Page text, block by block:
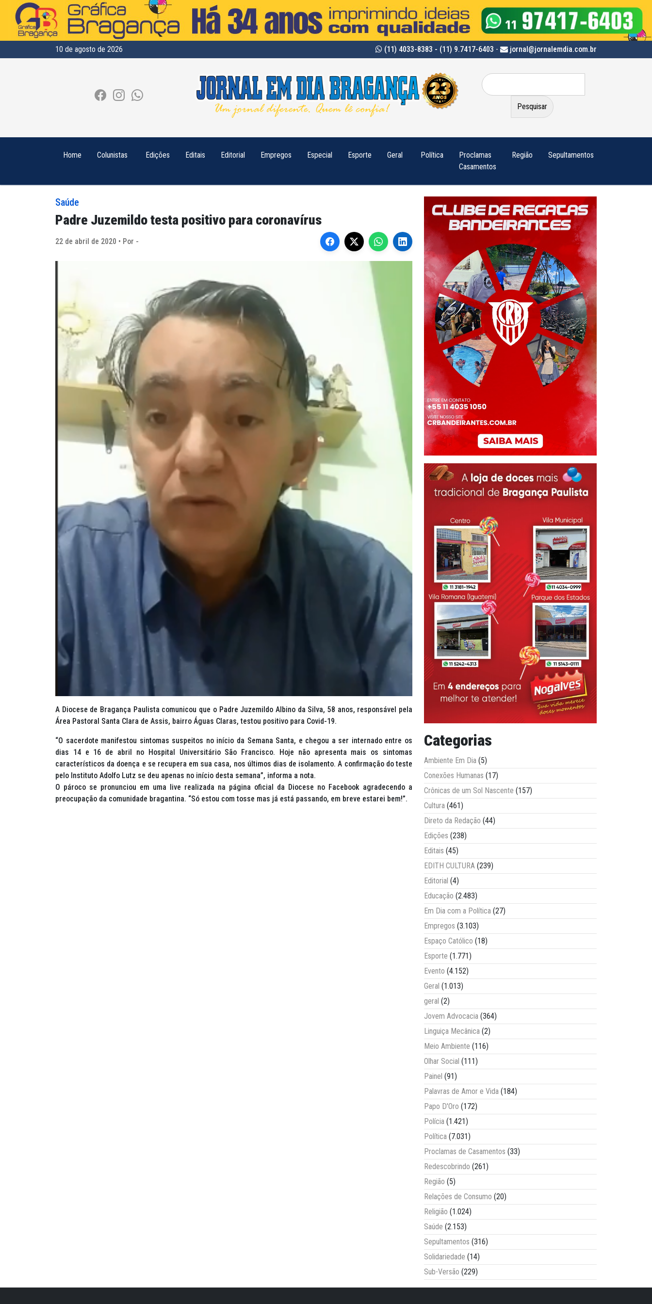
10 de agosto de 2026 (11) 4033-8383 - (11) 9.7417-6403 - jornal@jornalemdia.com.br
Pesquisar
por:
Home Colunistas Edições Editais Editorial Empregos Especial Esporte Geral Política
Proclamas
Casamentos
Região Sepultamentos
Saúde
Padre Juzemildo testa positivo para coronavírus
22 de abril de 2020 • Por -
A Diocese de Bragança Paulista comunicou que o Padre Juzemildo Albino da Silva, 58 anos, responsável pela
Área Pastoral Santa Clara de Assis, bairro Águas Claras, testou positivo para Covid-19.
“O sacerdote manifestou sintomas suspeitos no início da Semana Santa, e chegou a ser internado entre os
dias 14 e 16 de abril no Hospital Universitário São Francisco. Hoje não apresenta mais os sintomas
característicos da doença e se recupera em sua casa, nos últimos dias de isolamento. A confirmação do teste
pelo Instituto Adolfo Lutz se deu apenas no início desta semana”, informa a nota.
O pároco se pronunciou em uma live realizada na página oficial da Diocese no Facebook agradecendo a
preocupação da comunidade bragantina. “Só estou com tosse mas já está passando, em breve estarei bem!”.
Categorias
Ambiente Em Dia (5)
Conexões Humanas (17)
Crônicas de um Sol Nascente (157)
Cultura (461)
Direto da Redação (44)
Edições (238)
Editais (45)
EDITH CULTURA (239)
Editorial (4)
Educação (2.483)
Em Dia com a Política (27)
Empregos (3.103)
Espaço Católico (18)
Esporte (1.771)
Evento (4.152)
Geral (1.013)
geral (2)
Jovem Advocacia (364)
Linguiça Mecânica (2)
Meio Ambiente (116)
Olhar Social (111)
Painel (91)
Palavras de Amor e Vida (184)
Papo D'Oro (172)
Polícia (1.421)
Política (7.031)
Proclamas de Casamentos (33)
Redescobrindo (261)
Região (5)
Relações de Consumo (20)
Religião (1.024)
Saúde (2.153)
Sepultamentos (316)
Solidariedade (14)
Sub-Versão (229)